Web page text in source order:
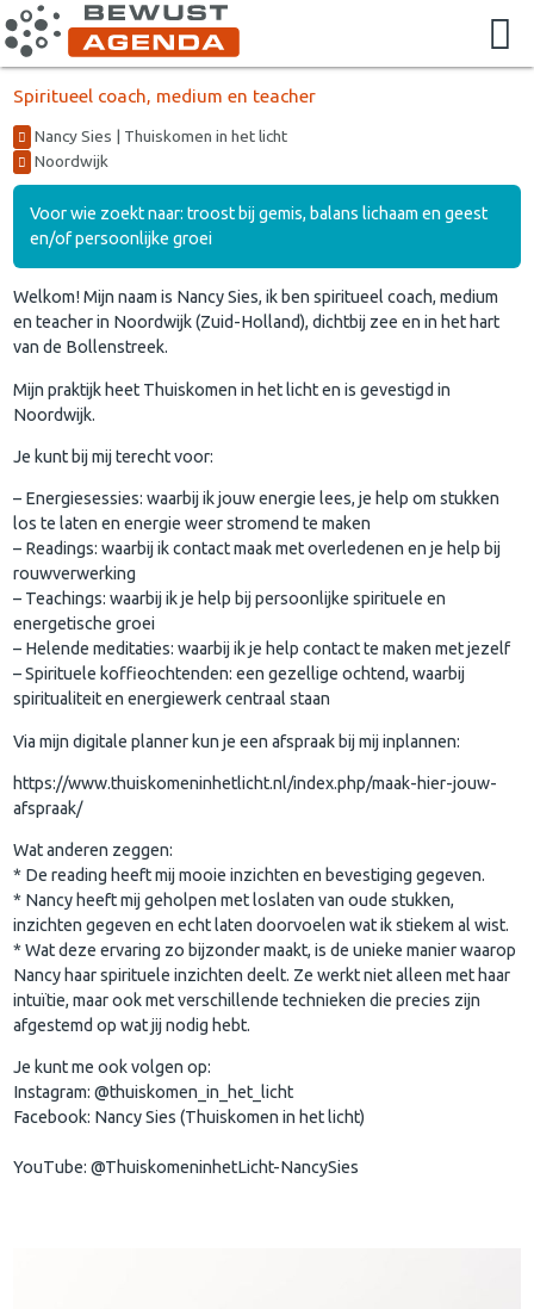
Spiritueel coach, medium en teacher
Nancy Sies | Thuiskomen in het licht
Noordwijk
Voor wie zoekt naar: troost bij gemis, balans lichaam en geest
en/of persoonlijke groei
Welkom! Mijn naam is Nancy Sies, ik ben spiritueel coach, medium
en teacher in Noordwijk (Zuid-Holland), dichtbij zee en in het hart
van de Bollenstreek.
Mijn praktijk heet Thuiskomen in het licht en is gevestigd in
Noordwijk.
Je kunt bij mij terecht voor:
– Energiesessies: waarbij ik jouw energie lees, je help om stukken
los te laten en energie weer stromend te maken
– Readings: waarbij ik contact maak met overledenen en je help bij
rouwverwerking
– Teachings: waarbij ik je help bij persoonlijke spirituele en
energetische groei
– Helende meditaties: waarbij ik je help contact te maken met jezelf
– Spirituele koffieochtenden: een gezellige ochtend, waarbij
spiritualiteit en energiewerk centraal staan
Via mijn digitale planner kun je een afspraak bij mij inplannen:
https://www.thuiskomeninhetlicht.nl/index.php/maak-hier-jouw-
afspraak/
Wat anderen zeggen:
* De reading heeft mij mooie inzichten en bevestiging gegeven.
* Nancy heeft mij geholpen met loslaten van oude stukken,
inzichten gegeven en echt laten doorvoelen wat ik stiekem al wist.
* Wat deze ervaring zo bijzonder maakt, is de unieke manier waarop
Nancy haar spirituele inzichten deelt. Ze werkt niet alleen met haar
intuïtie, maar ook met verschillende technieken die precies zijn
afgestemd op wat jij nodig hebt.
Je kunt me ook volgen op:
Instagram: @thuiskomen_in_het_licht
Facebook: Nancy Sies (Thuiskomen in het licht)
YouTube: @ThuiskomeninhetLicht-NancySies